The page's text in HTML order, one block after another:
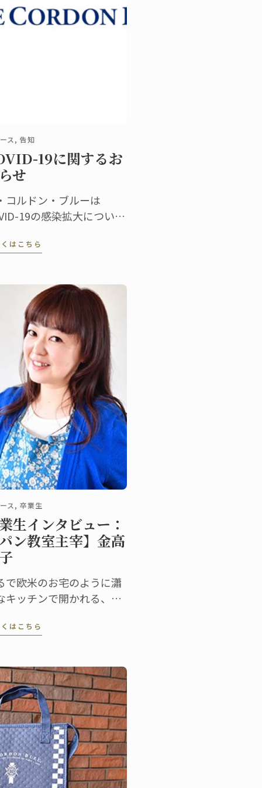
ス, 告知
19に関するお
せ
コルドン・ブルーは
19の感染拡大について
感染予防のための対策に
ウイルス感染症のことで
潜伏期間は2～14日間で
、感染の可能性がある接
ら14日以内に以下のよう
状が出ることがありま
はこちら
ス, 卒業生
生インタビュー：
ン教室主宰】金高
で欧米のお宅のように瀟
キッチンで開かれる、千
」。「家庭のオーブン
するという人気の教室で
はこちら